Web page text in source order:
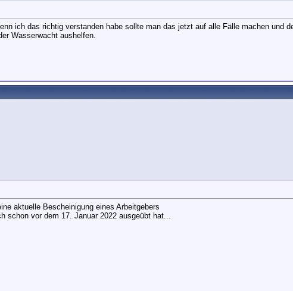
ich das richtig verstanden habe sollte man das jetzt auf alle Fälle machen und
Wasserwacht aushelfen.
aktuelle Bescheinigung eines Arbeitgebers
schon vor dem 17. Januar 2022 ausgeübt hat...